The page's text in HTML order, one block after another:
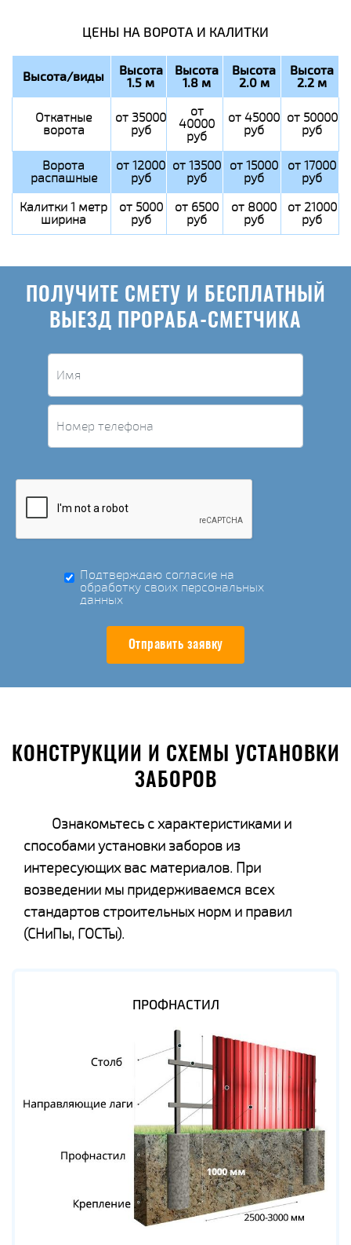
ЦЕНЫ НА ВОРОТА И КАЛИТКИ
Высота/виды Высота
1.5 м
Высота
1.8 м
Высота
2.0 м
Высота
2.2 м
Откатные
ворота
от 35000
руб
от
40000
руб
от 45000
руб
от 50000
руб
Ворота
распашные
от 12000
руб
от 13500
руб
от 15000
руб
от 17000
руб
Калитки 1 метр
ширина
от 5000
руб
от 6500
руб
от 8000
руб
от 21000
руб
ПОЛУЧИТЕ СМЕТУ И БЕСПЛАТНЫЙ
ВЫЕЗД ПРОРАБА-СМЕТЧИКА
Подтверждаю согласие на
обработку своих персональных
данных
Отправить заявку
КОНСТРУКЦИИ И СХЕМЫ УСТАНОВКИ
ЗАБОРОВ
Ознакомьтесь с характеристиками и
способами установки заборов из
интересующих вас материалов. При
возведении мы придерживаемся всех
стандартов строительных норм и правил
(СНиПы, ГОСТы).
ПРОФНАСТИЛ